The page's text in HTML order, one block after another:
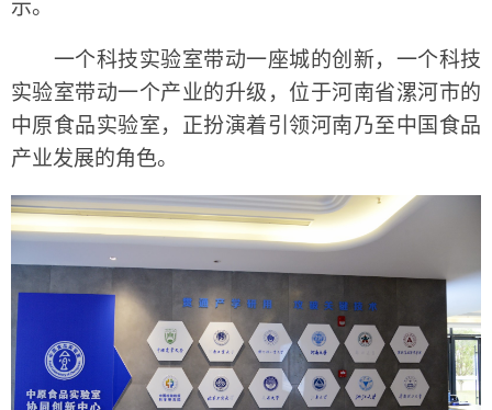
示。
一个科技实验室带动一座城的创新，一个科技
实验室带动一个产业的升级，位于河南省漯河市的
中原食品实验室，正扮演着引领河南乃至中国食品
产业发展的角色。